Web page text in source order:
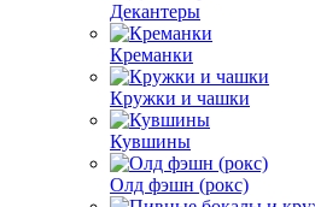
Декантеры
Креманки
Кружки и чашки
Кувшины
Олд фэшн (рокс)